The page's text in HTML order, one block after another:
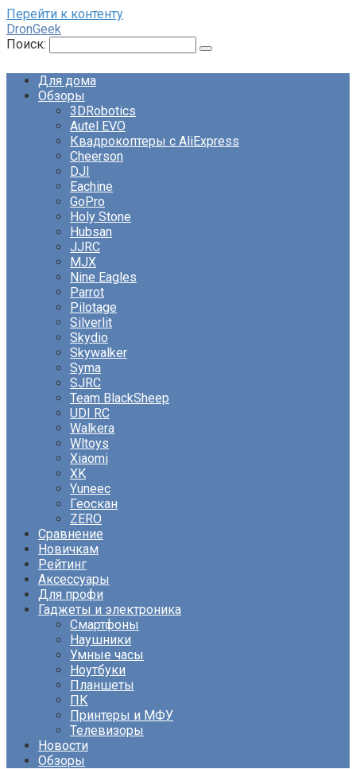
Перейти к контенту
DronGeek
Поиск:
Для дома
Обзоры
3DRobotics
Autel EVO
Квадрокоптеры с AliExpress
Cheerson
DJI
Eachine
GoPro
Holy Stone
Hubsan
JJRC
MJX
Nine Eagles
Parrot
Pilotage
Silverlit
Skydio
Skywalker
Syma
SJRC
Team BlackSheep
UDI RC
Walkera
Wltoys
Xiaomi
XK
Yuneec
Геоскан
ZERO
Сравнение
Новичкам
Рейтинг
Аксессуары
Для профи
Гаджеты и электроника
Смартфоны
Наушники
Умные часы
Ноутбуки
Планшеты
ПК
Принтеры и МФУ
Телевизоры
Новости
Обзоры